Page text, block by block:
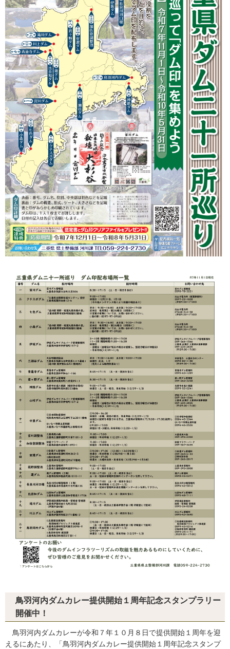
鳥羽河内ダムカレー提供開始１周年記念スタンプラリー
開催中！
鳥羽河内ダムカレーが令和７年１０月８日で提供開始１周年を迎
えるにあたり、「鳥羽河内ダムカレー提供開始１周年記念スタンプ